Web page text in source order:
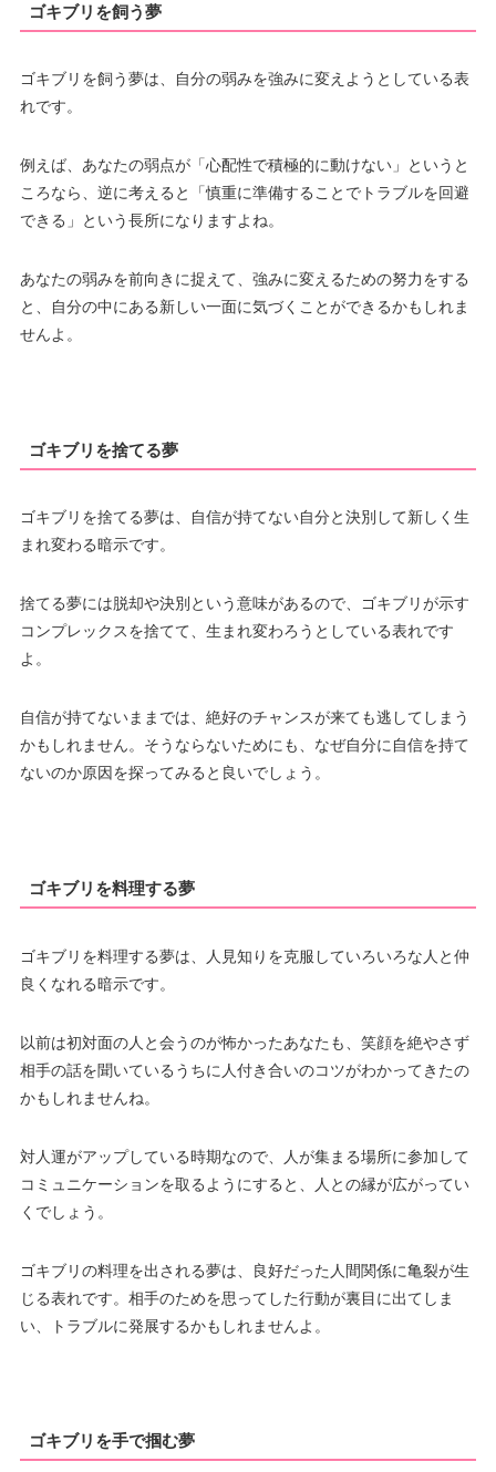
ゴキブリを飼う夢
ゴキブリを飼う夢は、自分の弱みを強みに変えようとしている表
れです。
例えば、あなたの弱点が「心配性で積極的に動けない」というと
ころなら、逆に考えると「慎重に準備することでトラブルを回避
できる」という長所になりますよね。
あなたの弱みを前向きに捉えて、強みに変えるための努力をする
と、自分の中にある新しい一面に気づくことができるかもしれま
せんよ。
ゴキブリを捨てる夢
ゴキブリを捨てる夢は、自信が持てない自分と決別して新しく生
まれ変わる暗示です。
捨てる夢には脱却や決別という意味があるので、ゴキブリが示す
コンプレックスを捨てて、生まれ変わろうとしている表れです
よ。
自信が持てないままでは、絶好のチャンスが来ても逃してしまう
かもしれません。そうならないためにも、なぜ自分に自信を持て
ないのか原因を探ってみると良いでしょう。
ゴキブリを料理する夢
ゴキブリを料理する夢は、人見知りを克服していろいろな人と仲
良くなれる暗示です。
以前は初対面の人と会うのが怖かったあなたも、笑顔を絶やさず
相手の話を聞いているうちに人付き合いのコツがわかってきたの
かもしれませんね。
対人運がアップしている時期なので、人が集まる場所に参加して
コミュニケーションを取るようにすると、人との縁が広がってい
くでしょう。
ゴキブリの料理を出される夢は、良好だった人間関係に亀裂が生
じる表れです。相手のためを思ってした行動が裏目に出てしま
い、トラブルに発展するかもしれませんよ。
ゴキブリを手で掴む夢